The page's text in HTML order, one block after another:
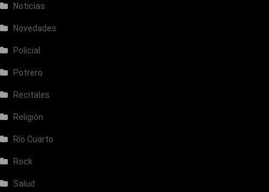
Noticias
Novedades
Policial
Potrero
Recitales
Religión
Río Cuarto
Rock
Salud